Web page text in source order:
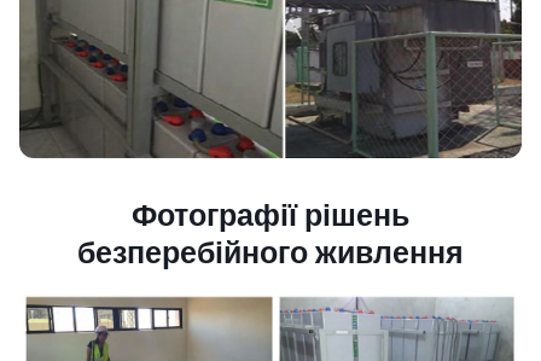
Фотографії рішень
безперебійного живлення